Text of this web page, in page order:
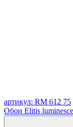
артикул: RM 612 75
Обои Elitis